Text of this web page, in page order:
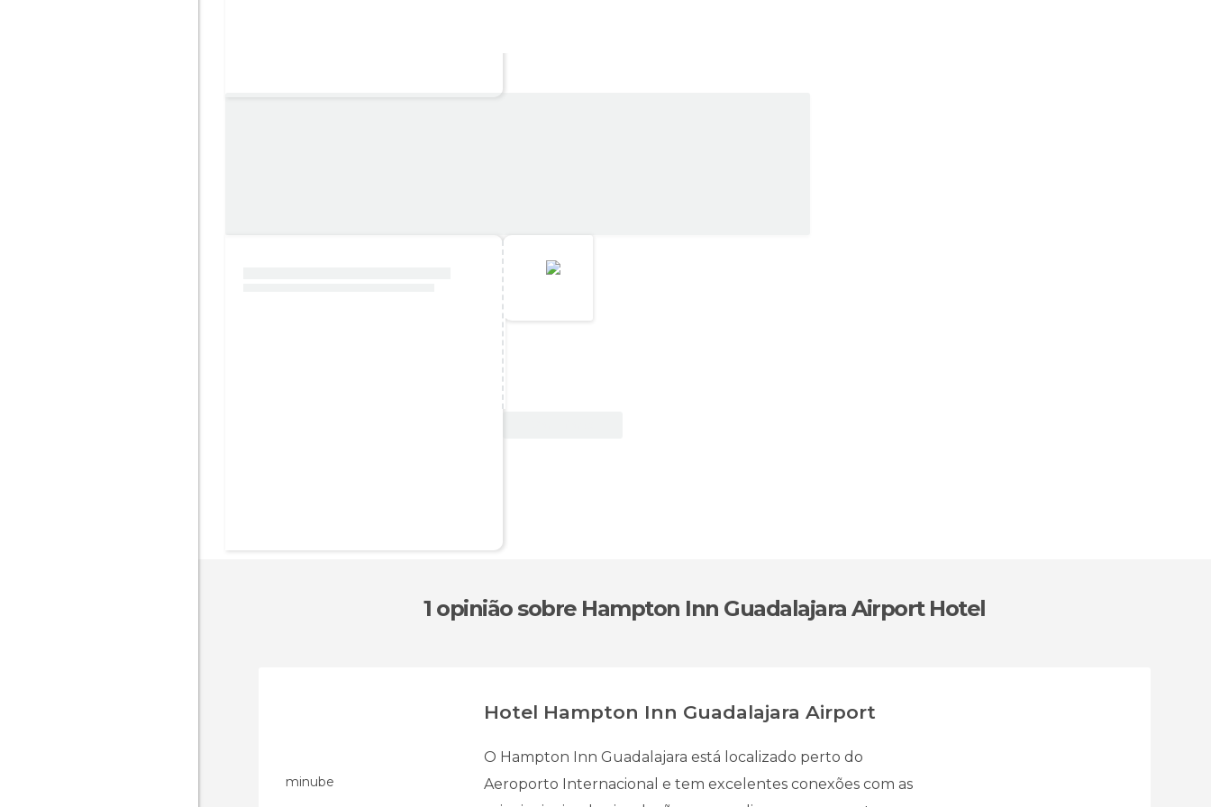
1 opinião sobre Hampton Inn Guadalajara Airport Hotel
minube
Hotel Hampton Inn Guadalajara Airport
O Hampton Inn Guadalajara está localizado perto do
Aeroporto Internacional e tem excelentes conexões com as